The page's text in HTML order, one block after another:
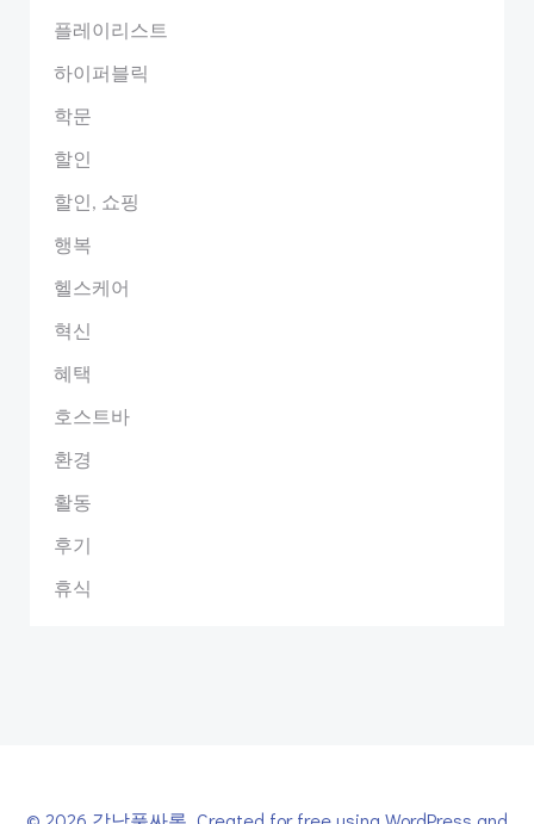
플레이리스트
하이퍼블릭
학문
할인
할인, 쇼핑
행복
헬스케어
혁신
혜택
호스트바
환경
활동
후기
휴식